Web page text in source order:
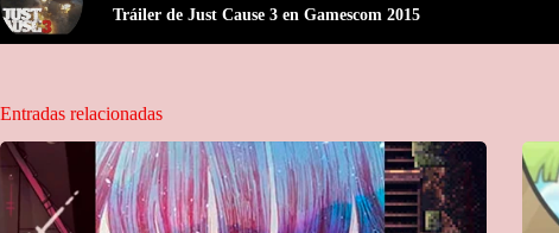
Tráiler de Just Cause 3 en Gamescom 2015
Entradas relacionadas